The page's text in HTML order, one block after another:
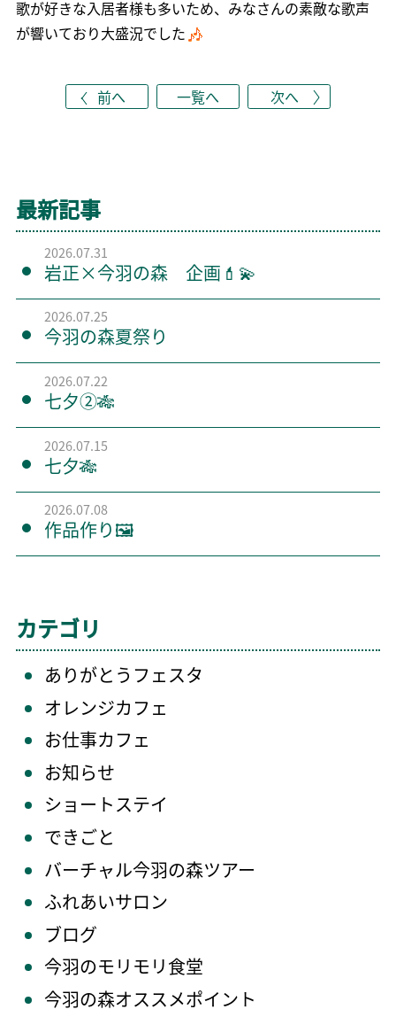
歌が好きな入居者様も多いため、みなさんの素敵な歌声
が響いており大盛況でした
前へ 一覧へ 次へ
最新記事
2026.07.31
岩正×今羽の森 企画💄💫
2026.07.25
今羽の森夏祭り
2026.07.22
七夕②🎋
2026.07.15
七夕🎋
2026.07.08
作品作り🖼️
カテゴリ
ありがとうフェスタ
オレンジカフェ
お仕事カフェ
お知らせ
ショートステイ
できごと
バーチャル今羽の森ツアー
ふれあいサロン
ブログ
今羽のモリモリ食堂
今羽の森オススメポイント